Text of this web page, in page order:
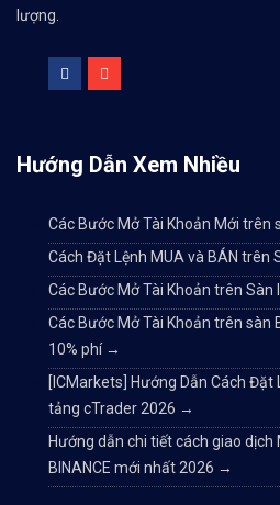
lượng.
Hướng Dẫn Xem Nhiều
Các Bước Mở Tài Khoản Mới trên
Cách Đặt Lệnh MUA và BÁN trên
Các Bước Mở Tài Khoản trên Sàn
Các Bước Mở Tài Khoản trên sàn
10% phí →
[ICMarkets] Hướng Dẫn Cách Đặt
tảng cTrader 2026 →
Hướng dẫn chi tiết cách giao
BINANCE mới nhất 2026 →